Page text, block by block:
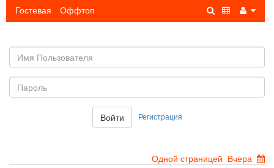
Гостевая Оффтоп
пользователя
Войти Регистрация
Одной страницей Вчера